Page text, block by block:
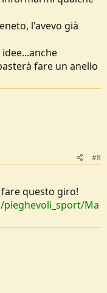
l'avevo già
fare un anello
#8
questo giro!
Ma